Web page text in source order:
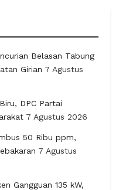
Belasan Tabung
Girian 7 Agustus
DPC Partai
7 Agustus 2026
50 Ribu ppm,
7 Agustus
Gangguan 135 kW,